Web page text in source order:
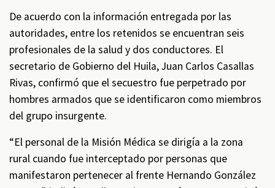
De acuerdo con la información entregada por las
autoridades, entre los retenidos se encuentran seis
profesionales de la salud y dos conductores. El
secretario de Gobierno del Huila, Juan Carlos Casallas
Rivas, confirmó que el secuestro fue perpetrado por
hombres armados que se identificaron como miembros
del grupo insurgente.
“El personal de la Misión Médica se dirigía a la zona
rural cuando fue interceptado por personas que
manifestaron pertenecer al frente Hernando González